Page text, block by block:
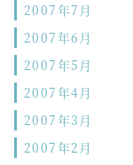
2007年7月
2007年6月
2007年5月
2007年4月
2007年3月
2007年2月